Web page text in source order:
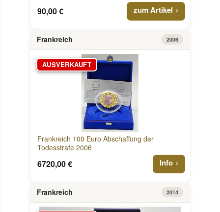
90,00 € zum Artikel
Frankreich 2006
AUSVERKAUFT
Frankreich 100 Euro Abschaffung der
Todesstrafe 2006
6720,00 € Info
Frankreich 2014